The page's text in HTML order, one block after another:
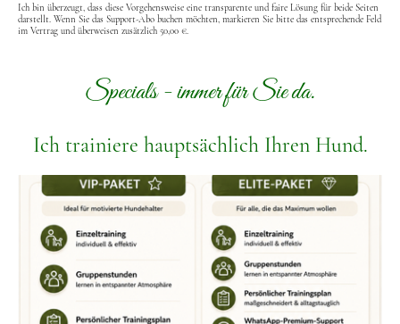
Ich bin überzeugt, dass diese Vorgehensweise eine transparente und faire Lösung für beide Seiten
darstellt. Wenn Sie das Support-Abo buchen möchten, markieren Sie bitte das entsprechende Feld
im Vertrag und überweisen zusätzlich 50,00 €.
Specials - immer für Sie da.
Ich trainiere hauptsächlich Ihren Hund.